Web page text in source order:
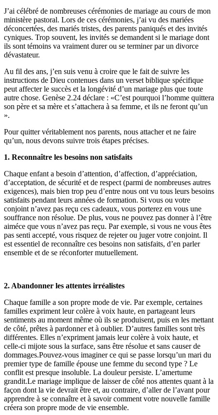
J’ai célébré de nombreuses cérémonies de mariage au cours de mon
ministère pastoral. Lors de ces cérémonies, j’ai vu des mariées
déconcertées, des mariés tristes, des parents paniqués et des invités
cyniques. Trop souvent, les invités se demandent si le mariage dont
ils sont témoins va vraiment durer ou se terminer par un divorce
dévastateur.
Au fil des ans, j’en suis venu à croire que le fait de suivre les
instructions de Dieu contenues dans un verset biblique spécifique
peut affecter le succès et la longévité d’un mariage plus que toute
autre chose. Genèse 2.24 déclare : «C’est pourquoi l’homme quittera
son père et sa mère et s’attachera à sa femme, et ils ne feront qu’un
».
Pour quitter véritablement nos parents, nous attacher et ne faire
qu’un, nous devons suivre trois étapes précises.
1. Reconnaître les besoins non satisfaits
Chaque enfant a besoin d’attention, d’affection, d’appréciation,
d’acceptation, de sécurité et de respect (parmi de nombreuses autres
exigences), mais bien trop peu d’entre nous ont vu tous leurs besoins
satisfaits pendant leurs années de formation. Si vous ou votre
conjoint n’avez pas reçu ces cadeaux, vous porterez en vous une
souffrance non résolue. De plus, vous ne pouvez pas donner à l’être
aiméce que vous n’avez pas reçu. Par exemple, si vous ne vous êtes
pas senti accepté, vous risquez de rejeter ou juger votre conjoint. Il
est essentiel de reconnaître ces besoins non satisfaits, d’en parler
ensemble et de se réconforter mutuellement.
2. Abandonner les attentes irréalistes
Chaque famille a son propre mode de vie. Par exemple, certaines
familles expriment leur colère à voix haute, en partageant leurs
sentiments au moment même où ils se produisent, puis en les mettant
de côté, prêtes à pardonner et à oublier. D’autres familles sont très
différentes. Elles n’expriment jamais leur colère à voix haute, et
celle-ci mijote sous la surface, sans être résolue et sans causer de
dommages.Pouvez-vous imaginer ce qui se passe lorsqu’un mari du
premier type de famille épouse une femme du second type ? Le
conflit est presque insoluble. La douleur persiste. L’amertume
grandit.Le mariage implique de laisser de côté nos attentes quant à la
façon dont la vie devrait être et, au contraire, d’aller de l’avant pour
apprendre à se connaître et à savoir comment votre nouvelle famille
créera son propre mode de vie ensemble.